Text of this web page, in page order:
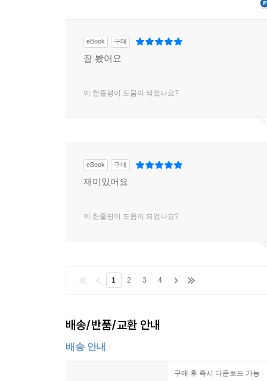
eBook 구매
잘 봤어요
이 한줄평이 도움이 되었나요?
eBook 구매
재미있어요
이 한줄평이 도움이 되었나요?
1 2 3 4
배송/반품/교환 안내
배송 안내
구매 후 즉시 다운로드 가능